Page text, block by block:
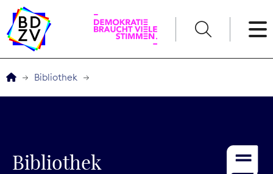
Service
Bibliothek
Bibliothek